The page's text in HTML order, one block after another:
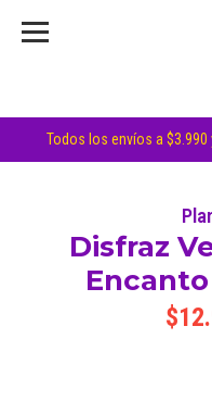
Todos los envíos a $3.990
Disfraz